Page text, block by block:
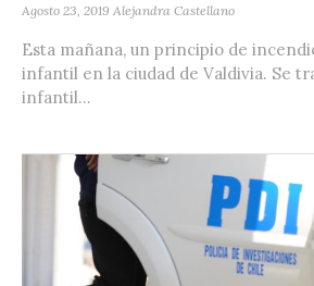
Agosto 23, 2019 Alejandra Castellano
Esta mañana, un principio de
infantil en la ciudad de Valdivia. Se
infantil...